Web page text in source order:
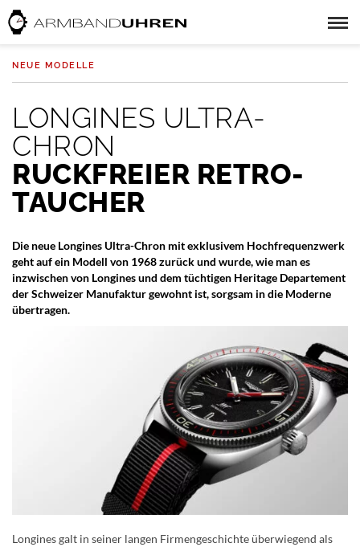
NEUE MODELLE
LONGINES ULTRA-
CHRON
RUCKFREIER RETRO-
TAUCHER
Die neue Longines Ultra-Chron mit exklusivem Hochfrequenzwerk
geht auf ein Modell von 1968 zurück und wurde, wie man es
inzwischen von Longines und dem tüchtigen Heritage Departement
der Schweizer Manufaktur gewohnt ist, sorgsam in die Moderne
übertragen.
Longines galt in seiner langen Firmengeschichte überwiegend als